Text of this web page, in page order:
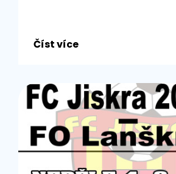
Číst více